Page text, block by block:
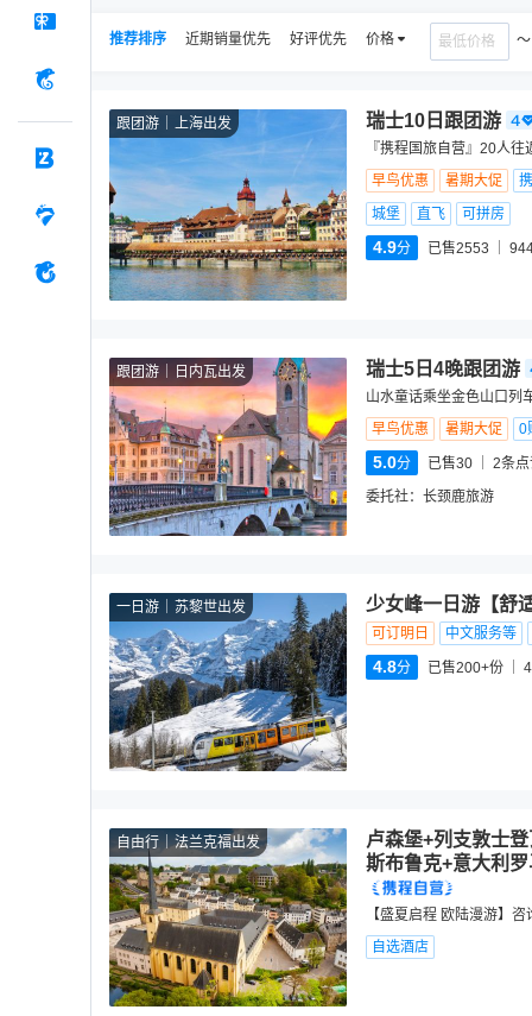
推荐排序 近期销量优先 好评优先 价格
跟团游 上海出发 瑞士10日跟团游
『携程国旅自营』20人
早鸟优惠
暑期大促
城堡
直飞 可拼房
4.9分 已售2553
跟团游 日内瓦出发 瑞士5日4晚跟团游
山水童话乘坐金色山口列
早鸟优惠
暑期大促 0
5.0分 已售30 2条
委托社： 长颈鹿旅游
一日游 苏黎世出发 少女峰一日游【舒
可订明日 中文服务等
4.8分 已售200+份
自由行 法兰克福出发
卢森堡+列支敦士
斯布鲁克+意大利
【盛夏启程 欧陆漫游】
自选酒店